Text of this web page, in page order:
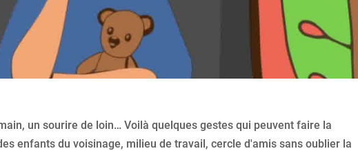
un sourire de loin… Voilà quelques gestes qui peuvent faire la
enfants du voisinage, milieu de travail, cercle d'amis sans oublier la